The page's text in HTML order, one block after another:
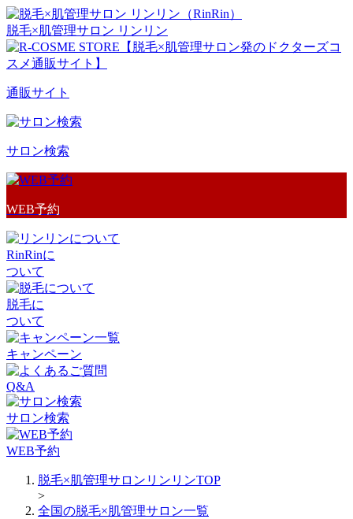
脱毛×肌管理サロン リンリン
通販サイト
サロン検索
WEB予約
RinRinに
ついて
脱毛に
ついて
キャンペーン
Q&A
サロン検索
WEB予約
脱毛×肌管理サロンリンリンTOP
>
全国の脱毛×肌管理サロン一覧